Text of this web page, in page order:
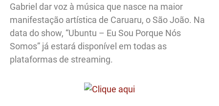
Gabriel dar voz à música que nasce na maior
manifestação artística de Caruaru, o São João. Na
data do show, “Ubuntu – Eu Sou Porque Nós
Somos” já estará disponível em todas as
plataformas de streaming.